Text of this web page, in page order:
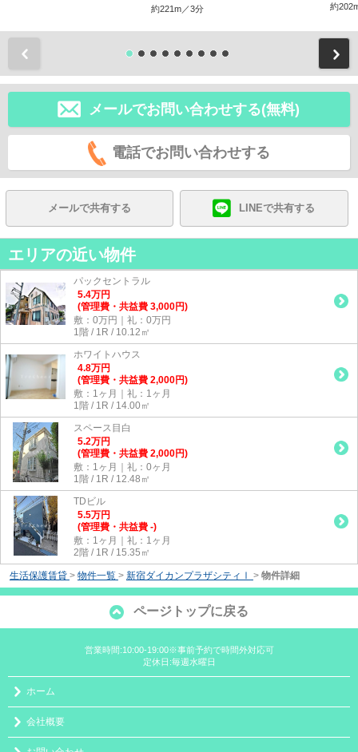
約221m／3分
約
メールでお問い合わせする(無料)
電話でお問い合わせする
メールで共有する LINEで共有する
エリアの近い物件
パックセントラル
5.4万円
(管理費・共益費 3,000円)
敷：0万円｜礼：0万円
1階 / 1R / 10.12㎡
ホワイトハウス
4.8万円
(管理費・共益費 2,000円)
敷：1ヶ月｜礼：1ヶ月
1階 / 1R / 14.00㎡
スペース目白
5.2万円
(管理費・共益費 2,000円)
敷：1ヶ月｜礼：0ヶ月
1階 / 1R / 12.48㎡
TDビル
5.5万円
(管理費・共益費 -)
敷：1ヶ月｜礼：1ヶ月
2階 / 1R / 15.35㎡
生活保護賃貸 > 物件一覧 > 新宿ダイカンプラザシティⅠ > 物件詳細
ページトップに戻る
営業時間:10:00-19:00※事前予約で時間外対応可
定休日:毎週水曜日
ホーム
会社概要